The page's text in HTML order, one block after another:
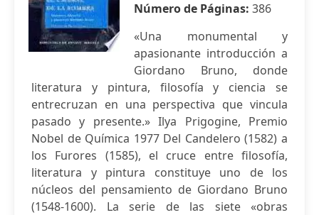
Número de Páginas: 386
«Una monumental y
apasionante introducción a
Giordano Bruno, donde
literatura y pintura, filosofía y ciencia se
entrecruzan en una perspectiva que vincula
pasado y presente.» Ilya Prigogine, Premio
Nobel de Química 1977 Del Candelero (1582) a
los Furores (1585), el cruce entre filosofía,
literatura y pintura constituye uno de los
núcleos del pensamiento de Giordano Bruno
(1548-1600). La serie de las siete «obras